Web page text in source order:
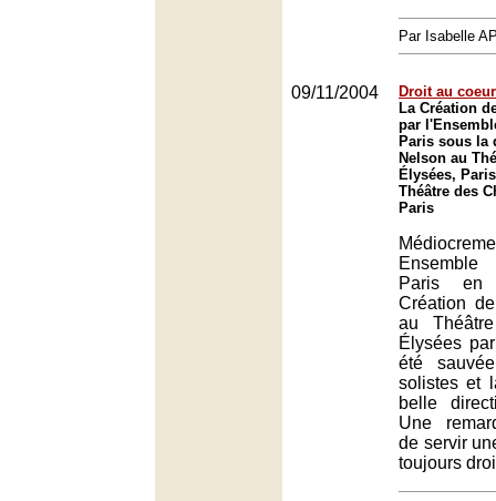
Par Isabelle
09/11/2004
Droit au coeur
La Création
par
Paris sous la
Nelson au
Élysées,
Théâtre des
Paris
Paris en
Création
au
Élysées
été
solistes et
belle
Une
de servir
toujours